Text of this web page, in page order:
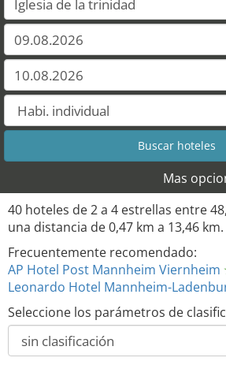
Mas
40 hoteles de 2 a 4 estrellas entre
una distancia de 0,47 km a 13,46 km.
Frecuentemente recomendado:
AP Hotel Post Mannheim Viernheim
Leonardo Hotel Mannheim-
Seleccione los parámetros de